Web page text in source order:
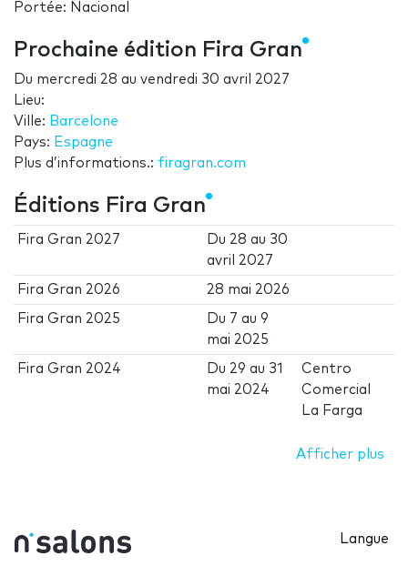
Portée: Nacional
Prochaine édition Fira Gran
Du mercredi 28 au vendredi 30 avril 2027
Lieu:
Ville: Barcelone
Pays: Espagne
Plus d’informations.: firagran.com
Éditions Fira Gran
Fira Gran 2027 Du 28 au 30
avril 2027
Fira Gran 2026 28 mai 2026
Fira Gran 2025 Du 7 au9
mai 2025
Fira Gran 2024 Du 29 au 31
mai 2024
Centro
Comercial
La Farga
Afficher plus
Langue